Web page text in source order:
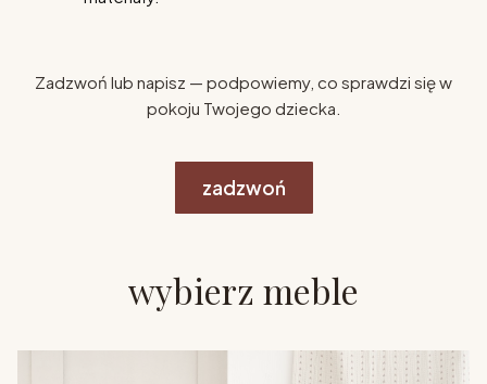
Zadzwoń lub napisz — podpowiemy, co sprawdzi się w
pokoju Twojego dziecka.
zadzwoń
wybierz meble